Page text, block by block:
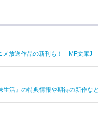
放送作品の新刊も！ MF文庫J
生活』の特典情報や期待の新作